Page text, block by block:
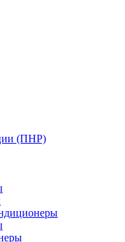
(ПНР)